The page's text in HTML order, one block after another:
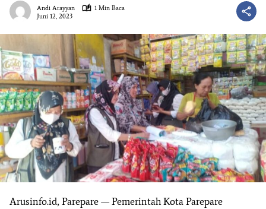
Andi Arayyan
1 Min Baca
Juni 12, 2023
Arusinfo.id, Parepare — Pemerintah Kota Parepare